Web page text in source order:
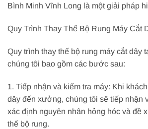
Bình Minh Vĩnh Long là một giải pháp
Quy Trình Thay Thế Bộ Rung Máy Cắt
Quy trình thay thế bộ rung máy cắt dây
chúng tôi bao gồm các bước sau:
1. Tiếp nhận và kiểm tra máy: Khi
dây đến xưởng, chúng tôi sẽ tiếp nhận
xác định nguyên nhân hỏng hóc và đề
thế bộ rung.